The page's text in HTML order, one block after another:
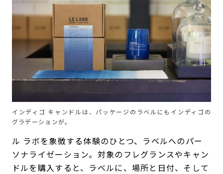
インディゴ キャンドルは、パッケージのラベルにもインディゴの
グラデーションが。
ル ラボを象徴する体験のひとつ、ラベルへのパー
ソナライゼーション。対象のフレグランスやキャン
ドルを購入すると、ラベルに、場所と日付、そして